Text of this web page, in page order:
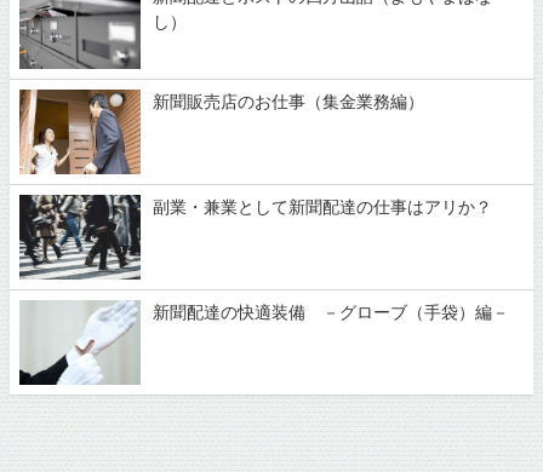
し）
新聞販売店のお仕事（集金業務編）
副業・兼業として新聞配達の仕事はアリか？
新聞配達の快適装備 －グローブ（手袋）編－